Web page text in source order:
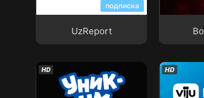
подписка
UzReport